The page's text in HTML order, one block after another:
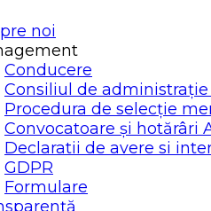
noi
Conducere
Consiliul de
Procedura de selecție
Convocatoare și hotărâri
Declaratii de avere si
GDPR
Formulare